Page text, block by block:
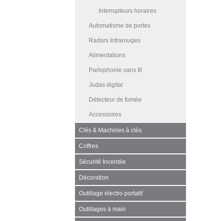
Interrupteurs horaires
Automatisme de portes
Radars Infrarouges
Alimentations
Parlophonie sans fil
Judas digital
Détecteur de fumée
Accessoires
Clés & Machines à clés
Coffres
Sécurité Incendie
Décoration
Outillage électro portatif
Outillages à main